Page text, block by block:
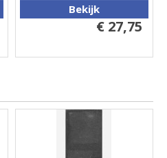
Bekijk
€ 27,75